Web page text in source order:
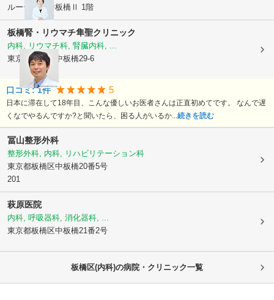
ルーデンス中板橋Ⅱ 1階
板橋腎・リウマチ隼聖クリニック
内科, リウマチ科, 腎臓内科, ...
東京都板橋区
中板橋29-6
口コミ:1件 5
日本に滞在して18年目、こんな優しいお医者さんは正直初めてです。 なんで遅
くなでやるんですか?と聞いたら、困る人がいるか...続きを読む
冨山整形外科
整形外科, 内科, リハビリテーション科
東京都板橋区中板橋20番5号
201
萩原医院
内科, 呼吸器科, 消化器科, ...
東京都板橋区中板橋21番2号
板橋区(内科)の病院・クリニック一覧